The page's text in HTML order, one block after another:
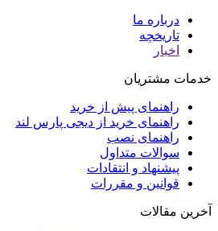
درباره ما
تاریخچه
اخبار
خدمات مشتریان
راهنمای پیش از خرید
راهنمای خرید از دیجی پارس لند
راهنمای نصب
سوالات متداول
پیشنهاد و انتقادات
قوانین و مقررات
آخرین مقالات